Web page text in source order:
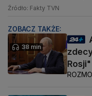
Źródło: Fakty TVN
ZOBACZ TAKŻE:
38 min
Rosji"